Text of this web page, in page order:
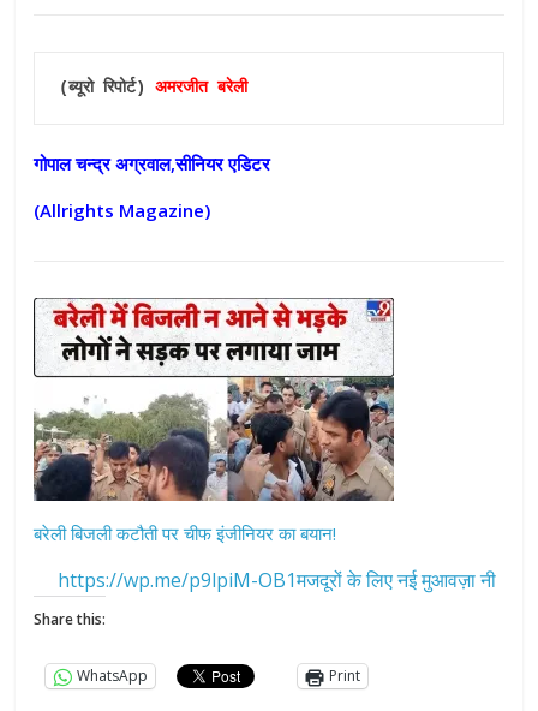
(ब्यूरो रिपोर्ट) अमरजीत बरेली
गोपाल चन्द्र अग्रवाल,सीनियर एडिटर
(Allrights Magazine)
बरेली बिजली कटौती पर चीफ इंजीनियर का बयान!
https://wp.me/p9lpiM-OB1मजदूरों के लिए नई मुआवज़ा नी
Share this:
WhatsApp Print